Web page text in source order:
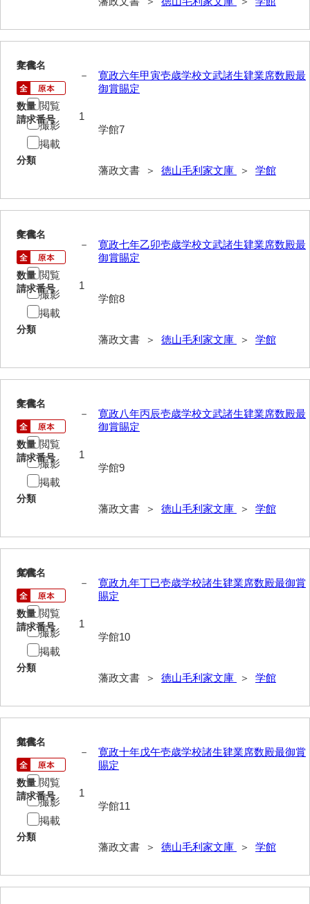
遊行上人通路一件
廻浦記
宝物帳・道具帳
銭穀録
諸村小貫過不足書取
畠堀田成石割帳
御当家律令
服忌令
凶事分類・吉凶書抜
御書御判物控
部分類例考
年中行事
逸史
徳山藩史
御尋口上書取
常令録
7
文書名
寛政六年甲寅壱歳学校文武諸生肄業席数殿最
御賞賜定
請求番号
学館7
分類
藩政文書 ＞ 徳山毛利家文庫 ＞ 学館
年代
－
数量
1
閲覧
撮影
掲載
8
文書名
寛政七年乙卯壱歳学校文武諸生肄業席数殿最
御賞賜定
請求番号
学館8
分類
藩政文書 ＞ 徳山毛利家文庫 ＞ 学館
年代
－
数量
1
閲覧
撮影
掲載
9
文書名
寛政八年丙辰壱歳学校文武諸生肄業席数殿最
御賞賜定
請求番号
学館9
分類
藩政文書 ＞ 徳山毛利家文庫 ＞ 学館
年代
－
数量
1
閲覧
撮影
掲載
10
文書名
寛政九年丁巳壱歳学校諸生肄業席数殿最御賞
賜定
請求番号
学館10
分類
藩政文書 ＞ 徳山毛利家文庫 ＞ 学館
年代
－
数量
1
閲覧
撮影
掲載
11
文書名
寛政十年戊午壱歳学校諸生肄業席数殿最御賞
賜定
請求番号
学館11
分類
藩政文書 ＞ 徳山毛利家文庫 ＞ 学館
年代
－
数量
1
閲覧
撮影
掲載